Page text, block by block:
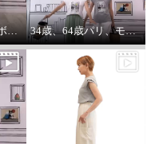
34歳、64歳親子なボーダーコーデstyle^_^ 34歳、64歳パリ、モンマルトルの階段プリントカットソーを着る。